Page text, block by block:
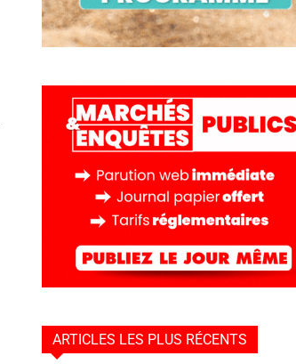
ARTICLES LES PLUS RÉCENTS